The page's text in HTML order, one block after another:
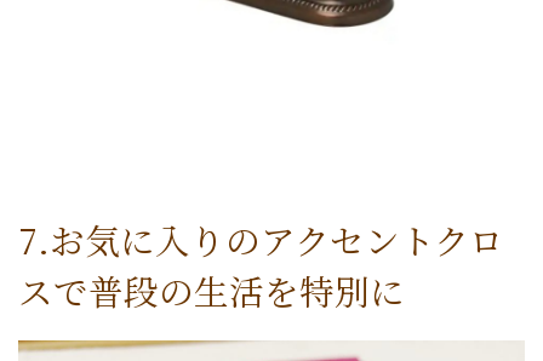
7.お気に入りのアクセントクロ
スで普段の生活を特別に